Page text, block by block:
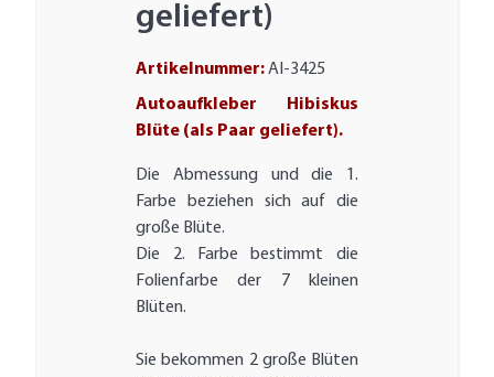
geliefert)
Artikelnummer:AI-3425
Autoaufkleber Hibiskus
Blüte (als Paar geliefert).
Die Abmessung und die 1.
Farbe beziehen sich auf die
große Blüte.
Die 2. Farbe bestimmt die
Folienfarbe der 7 kleinen
Blüten.
Sie bekommen 2 große Blüten